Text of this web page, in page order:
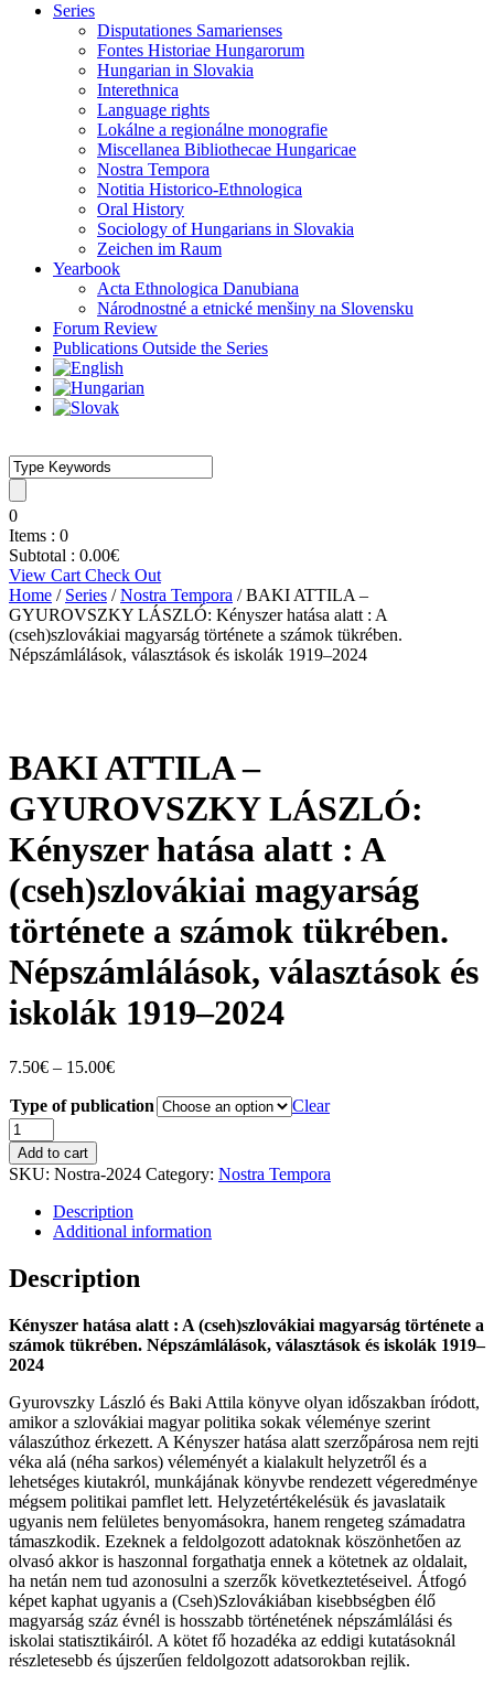
Series
Disputationes Samarienses
Fontes Historiae Hungarorum
Hungarian in Slovakia
Interethnica
Language rights
Lokálne a regionálne monografie
Miscellanea Bibliothecae Hungaricae
Nostra Tempora
Notitia Historico-Ethnologica
Oral History
Sociology of Hungarians in Slovakia
Zeichen im Raum
Yearbook
Acta Ethnologica Danubiana
Národnostné a etnické menšiny na Slovensku
Forum Review
Publications Outside the Series
0
Items : 0
Subtotal : 0.00€
View Cart Check Out
Home / Series /Nostra Tempora / BAKI ATTILA –
GYUROVSZKY LÁSZLÓ: Kényszer hatása alatt : A
(cseh)szlovákiai magyarság története a számok tükrében.
Népszámlálások, választások és iskolák 1919–2024
BAKI ATTILA –
GYUROVSZKY LÁSZLÓ:
Kényszer hatása alatt : A
(cseh)szlovákiai magyarság
története a számok tükrében.
Népszámlálások, választások és
iskolák 1919–2024
7.50€ – 15.00€Price
7.50€
Type of publication
Clear
BAKI
ATTILA
–
GYUROVSZKY
LÁSZLÓ:
Kényszer
alatt
:
(cseh)szlovákiai
magyarság
története
számok
tükrében.
Népszámlálások,
választások
és
iskolák
1919–
2024
quantity
Add to cart
SKU: Nostra-2024 Category: Nostra Tempora
Description
Additional information
Description
Kényszer hatása alatt : A (cseh)szlovákiai magyarság története a
számok tükrében. Népszámlálások, választások és iskolák 1919–
2024
Gyurovszky László és Baki Attila könyve olyan időszakban íródott,
amikor a szlovákiai magyar politika sokak véleménye szerint
válaszúthoz érkezett. A Kényszer hatása alatt szerzőpárosa nem rejti
véka alá (néha sarkos) véleményét a kialakult helyzetről és a
lehetséges kiutakról, munkájának könyvbe rendezett végeredménye
mégsem politikai pamflet lett. Helyzetértékelésük és javaslataik
ugyanis nem felületes benyomásokra, hanem rengeteg számadatra
támaszkodik. Ezeknek a feldolgozott adatoknak köszönhetően az
olvasó akkor is haszonnal forgathatja ennek a kötetnek az oldalait,
ha netán nem tud azonosulni a szerzők következtetéseivel. Átfogó
képet kaphat ugyanis a (Cseh)Szlovákiában kisebbségben élő
magyarság száz évnél is hosszabb történetének népszámlálási és
iskolai statisztikáiról. A kötet fő hozadéka az eddigi kutatásoknál
részletesebb és újszerűen feldolgozott adatsorokban rejlik.